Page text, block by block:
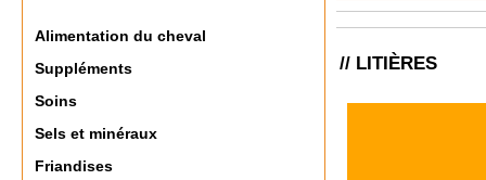
Alimentation du cheval
Suppléments
Soins
Sels et minéraux
Friandises
// LITIÈRES